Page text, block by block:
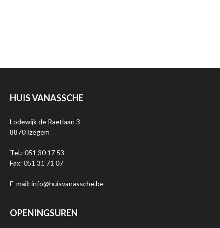
HUIS VANASSCHE
Lodewijk de Raetlaan 3
8870 Izegem
Tel.: 051 30 17 53
Fax: 051 31 71 07
E-mail: info@huisvanassche.be
OPENINGSUREN